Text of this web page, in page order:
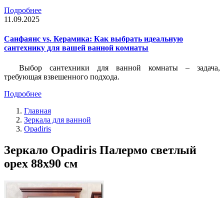
Подробнее
11.09.2025
Санфаянс vs. Керамика: Как выбрать идеальную
сантехнику для вашей ванной комнаты
Выбор сантехники для ванной комнаты – задача,
требующая взвешенного подхода.
Подробнее
Главная
Зеркала для ванной
Opadiris
Зеркало Opadiris Палермо светлый
орех 88х90 см